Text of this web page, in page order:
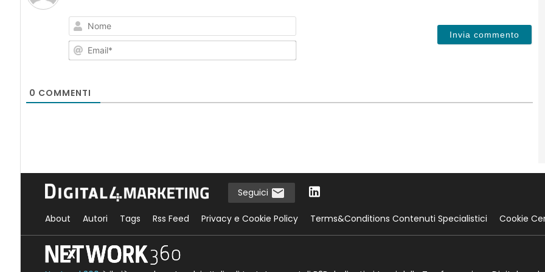
Nome
Email*
0 COMMENTI
Seguici
About Autori Tags Rss Feed Privacy e Cookie Policy Terms&Conditions Contenuti Specialistici Cookie